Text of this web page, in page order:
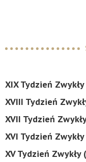
XIX Tydzień
XVIII Tydzień
XVII Tydzień
XVI Tydzień
XV Tydzień Zwykły